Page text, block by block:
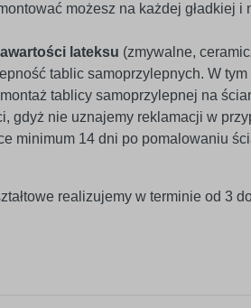
możesz na każdej gładkiej
lateksu (zmywalne,
tablic samoprzylepnych. W
tablicy samoprzylepnej na
gdyż nie uznajemy reklamacji w
minimum 14 dni po pomalowaniu
realizujemy w terminie od 3